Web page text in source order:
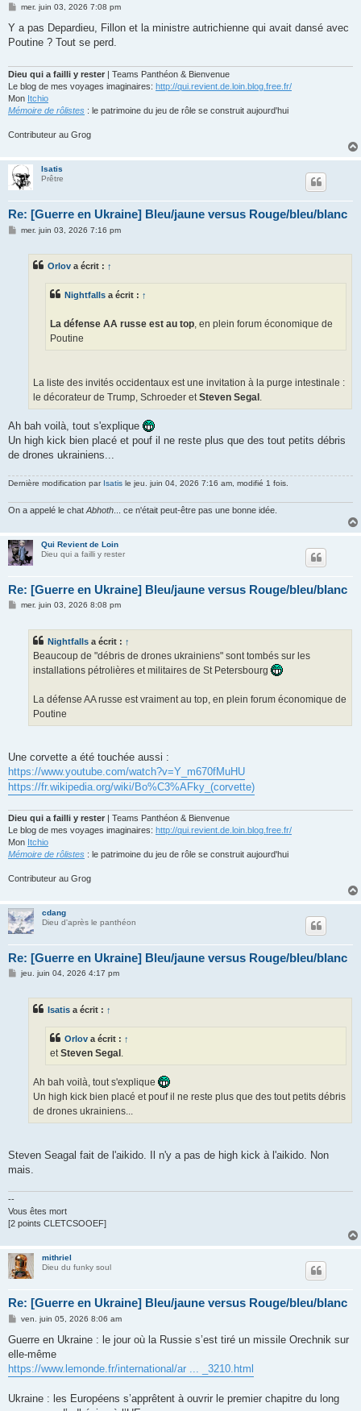
M
s
a
mer. juin 03, 2026 7:08 pm
Y a pas Depardieu, Fillon et la ministre autrichienne qui avait dansé avec
Poutine ? Tout se perd.
Dieu qui a failli y rester
| Teams Panthéon & Bienvenue
Le blog de mes voyages imaginaires: http://qui.revient.de.loin.blog.free.fr/
Mon Itchio
Mémoire de rôlistes : le patrimoine du jeu de rôle se construit aujourd'hui
Contributeur au Grog
Isatis
Prêtre
Re: [Guerre en Ukraine] Bleu/jaune versus Rouge/bleu/blanc
Mmer. juin 03, 2026 7:16 pm
Orlov a écrit : ↑
Nightfalls a écrit : ↑
La défense AA russe est au top, en plein forum économique de
Poutine
La liste des invités occidentaux est une invitation à la purge intestinale :
le décorateur de Trump, Schroeder etSteven Segal.
Ah bah voilà, tout s'explique
Un high kick bien placé et pouf il ne reste plus que des tout petits débris
de drones ukrainiens...
Dernière modification par Isatis le jeu. juin 04, 2026 7:16 am, modifié 1 fois.
On a appelé le chat Abhoth ... ce n'était peut-être pas une bonne idée.
Qui Revient de Loin
Dieu qui a failli y rester
Re: [Guerre en Ukraine] Bleu/jaune versus Rouge/bleu/blanc
Mmer. juin 03, 2026 8:08 pm
Nightfalls a écrit : ↑
Beaucoup de "débris de drones ukrainiens" sont tombés sur les
installations pétrolières et militaires de St Petersbourg
La défense AA russe est vraiment au top, en plein forum économique de
Poutine
Une corvette a été touchée aussi :
https://www.youtube.com/watch?v=Y_m670fMuHU
https://fr.wikipedia.org/wiki/Bo%C3%AFky_(corvette)
Dieu qui a failli y rester | Teams Panthéon & Bienvenue
Le blog de mes voyages imaginaires: http://qui.revient.de.loin.blog.free.fr/
Mon Itchio
Mémoire de rôlistes : le patrimoine du jeu de rôle se construit aujourd'hui
Contributeur au Grog
cdang
Dieu d'après le panthéon
Re: [Guerre en Ukraine] Bleu/jaune versus Rouge/bleu/blanc
Mjeu. juin 04, 2026 4:17 pm
Isatis a écrit : ↑
Orlov a écrit : ↑
etSteven Segal .
Ah bah voilà, tout s'explique
Un high kick bien placé et pouf il ne reste plus que des tout petits débris
de drones ukrainiens...
Steven Seagal fait de l'aikido. Il n'y a pas de high kick à l'aikido. Non
mais.
--
Vous êtes mort
[2 points CLETCSOOEF]
mithriel
Dieu du funky soul
Re: [Guerre en Ukraine] Bleu/jaune versus Rouge/bleu/blanc
M
s
a
g
e
ven. juin 05, 2026 8:06 am
Guerre en Ukraine : le jour où la Russie s’est tiré un missile Orechnik sur
elle-même
https://www.lemonde.fr/international/ar ... _3210.html
Ukraine : les Européens s’apprêtent à ouvrir le premier chapitre du long